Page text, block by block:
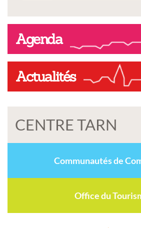
Agenda
Actualités
CENTRE TARN
Communautés de
Office du